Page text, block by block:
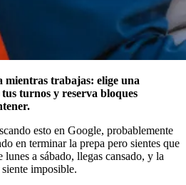
mientras trabajas: elige una
turnos y reserva bloques
esto en Google, probablemente
en terminar la prepa pero sientes que
a sábado, llegas cansado, y la
siente imposible.